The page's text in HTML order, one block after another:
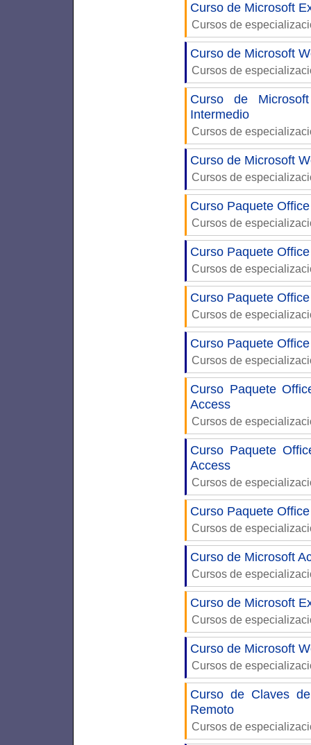
Curso de Microsoft
Cursos de
Curso de Microsoft
Cursos de
Curso de
Intermedio
Cursos de
Curso de Microsoft
Cursos de
Curso Paquete
Cursos de
Curso Paquete
Cursos de
Curso Paquete
Cursos de
Curso Paquete
Cursos de
Curso Paquete
Access
Cursos de
Curso Paquete
Access
Cursos de
Curso Paquete
Cursos de
Curso de Microsoft
Cursos de
Curso de Microsoft
Cursos de
Curso de Microsoft
Cursos de
Curso de Claves
Remoto
Cursos de